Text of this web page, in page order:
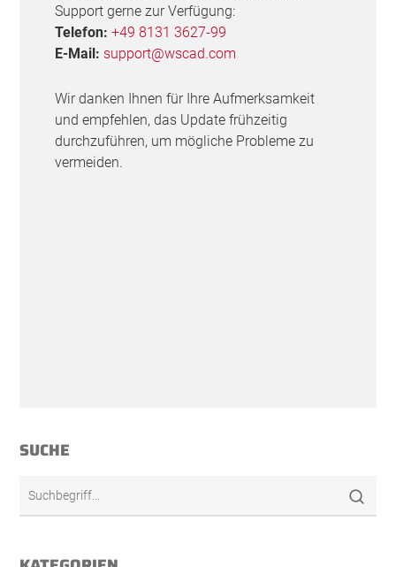
Support gerne zur Verfügung:
Telefon: +49 8131 3627-99
E-Mail: support@wscad.com
Wir danken Ihnen für Ihre Aufmerksamkeit
und empfehlen, das Update frühzeitig
durchzuführen, um mögliche Probleme zu
vermeiden.
SUCHE